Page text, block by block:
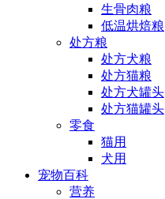
生骨肉粮
低温烘焙粮
处方粮
处方犬粮
处方猫粮
处方犬罐头
处方猫罐头
零食
猫用
犬用
宠物百科
营养